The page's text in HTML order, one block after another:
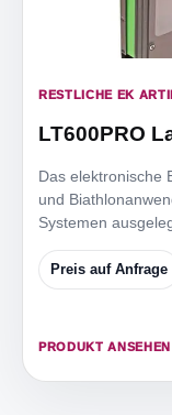
RESTLICHE EK
LT600PRO
Das elektronische
und
Systemen
Preis auf Anfrage
PRODUKT ANSEHEN